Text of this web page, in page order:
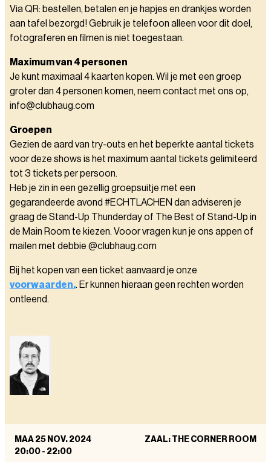
Via QR: bestellen, betalen en je hapjes en drankjes worden
aan tafel bezorgd! Gebruik je telefoon alleen voor dit doel,
fotograferen en filmen is niet toegestaan.
Maximum van 4 personen
Je kunt maximaal 4 kaarten kopen. Wil je met een groep
groter dan 4 personen komen, neem contact met ons op,
info@clubhaug.com
Groepen
Gezien de aard van try-outs en het beperkte aantal tickets
voor deze shows is het maximum aantal tickets gelimiteerd
tot 3 tickets per persoon.
Heb je zin in een gezellig groepsuitje met een
gegarandeerde avond #ECHTLACHEN dan adviseren je
graag de Stand-Up Thunderday of The Best of Stand-Up in
de Main Room te kiezen. Vooor vragen kun je ons appen of
mailen met debbie @clubhaug.com
Bij het kopen van een ticket aanvaard je onze
voorwaarden.. Er kunnen hieraan geen rechten worden
ontleend.
MAA 25 NOV. 2024
20:00 - 22:00
ZAAL: THE CORNER ROOM